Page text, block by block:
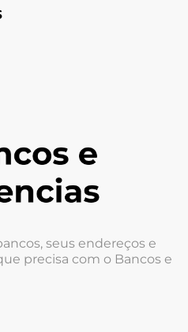
seus endereços e
precisa com o Bancos e